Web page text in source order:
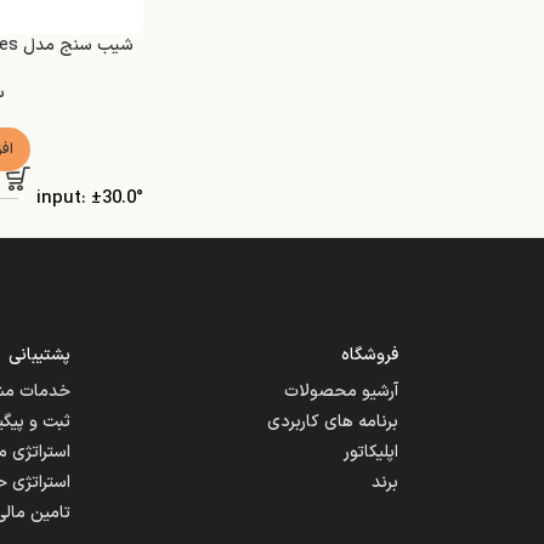
شیب سنج مدل Jewell Instruments LSO Series
input: ±30.0°
فروشگاه
آرشیو محصولات
برنامه های کاربردی
اپلیکاتور
برند
پشتیبانی
خدمات
ثبت و
تامین